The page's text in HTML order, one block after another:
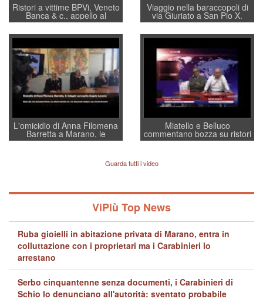
Ristori a vittime BPVi, Veneto
Banca & c., appello al
sottosegretario Alessio
Villarosa: per mettere ordine
convochi con Di Maio CNCU
a supporto della cabina di
regia al Mef
Viaggio nella baraccopoli di
via Giuriato a San Pio X.
Vicenza ai Vicentini: “faremo
un regalo di Natale ai
residenti”
L'omicidio di Anna Filomena
Barretta a Marano, le
indagini dei carabinieri di
Lavarra: più avvincenti di
quelle di... Barbara D'Urso
Miatello e Belluco
commentano bozza su ristori
BPVi e Veneto Banca
Guarda tutti i video
ViPiù Top News
Ruba gioielli in abitazione privata di Marano, entra in
colluttazione con i proprietari ma i Carabinieri lo
arrestano
Serbo cinquantenne senza documenti, i Carabinieri di
Schio lo denunciano all'autorità: sventato probabile